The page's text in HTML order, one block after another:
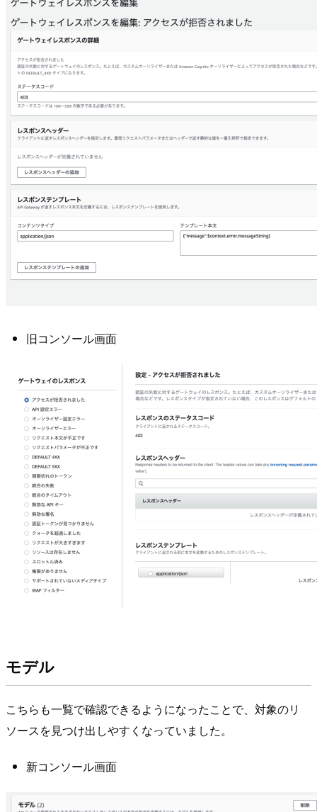
旧コンソール画面
モデル
こちらも一覧で確認できるようになったことで、対象のリ
ソースを見つけ出しやすくなっていました。
新コンソール画面